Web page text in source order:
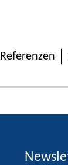
Referenzen